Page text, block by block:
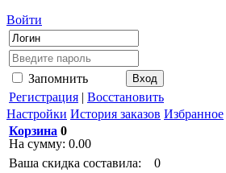
Войти
Запомнить
Регистрация | Восстановить
Настройки История заказов Избранное
Корзина 0
На сумму: 0.00
Ваша скидка составила:
0